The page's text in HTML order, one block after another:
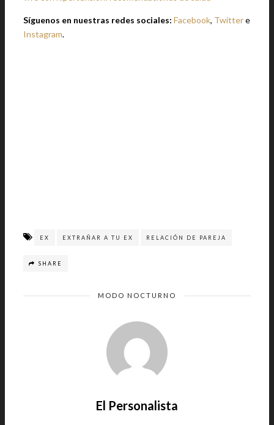
Síguenos en nuestras redes sociales: Facebook, Twittere
Instagram.
EX EXTRAÑAR A TU EX RELACIÓN DE PAREJA
SHARE
MODO NOCTURNO
El Personalista